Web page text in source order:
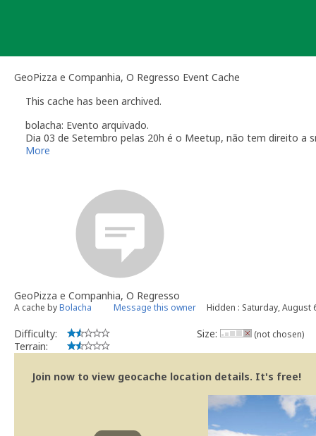
GeoPizza e Companhia, O Regresso Event Cache
This cache has been archived.
bolacha: Evento arquivado.
Dia 03 de Setembro pelas 20h é o Meetup, não tem direito a
More
GeoPizza e Companhia, O Regresso
A cache byBolacha Message this owner Hidden : Saturday, August
Difficulty:
Terrain:
Size: (not chosen)
Join now to view geocache location details. It's free!